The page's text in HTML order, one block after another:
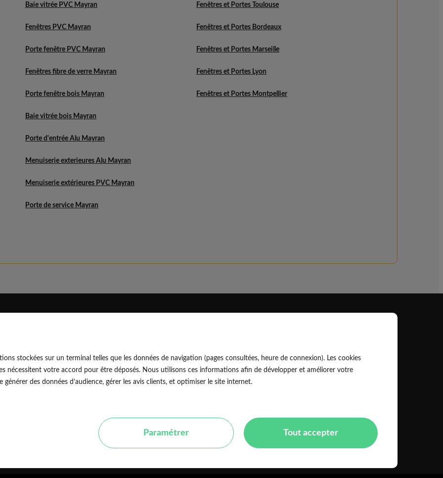
Baie vitrée PVC Mayran
Fenêtres PVC Mayran
Porte fenêtre PVC Mayran
Fenêtres fibre de verre Mayran
Porte fenêtre bois Mayran
Baie vitrée bois Mayran
Porte d'entrée Alu Mayran
Menuiserie exterieures Alu Mayran
Menuiserie extérieures PVC Mayran
Porte de service Mayran
Fenêtres et Portes Toulouse
Fenêtres et Portes Bordeaux
Fenêtres et Portes Marseille
Fenêtres et Portes Lyon
Fenêtres et Portes Montpellier
Rejoindre notre équipe
Blog professionnel
Blog particulier
Avis vérifiés
EldoPro pour les artisans et pros
EldoNetwork pour les réseaux, marques et industriels
Règles de classement des artisans
Mentions légales CGU
stockées sur un terminal telles que les données de navigation (pages consultées, heure de connexion). Les cookies
nécessitent votre accord pour être déposés. Nous utilisons ces informations afin de développer et améliorer votre
des données d’audience, gérer les avis clients, et optimiser le site internet.
Paramétrer Tout accepter